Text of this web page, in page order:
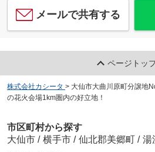
メールで共有する
ページトッ
株式会社カシータ > 大仙市大曲川原町分譲地
の花火会場1km圏内の好立地！
市区町村から探す
大仙市 / 横手市 / 仙北郡美郷町 / 湯